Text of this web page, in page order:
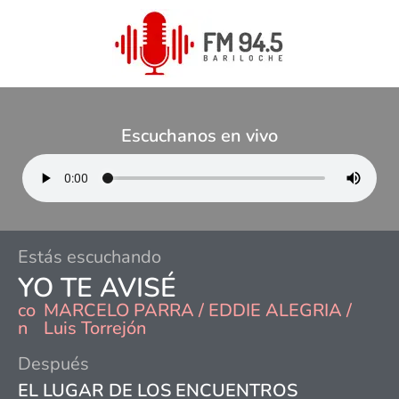
Escuchanos en vivo
Estás escuchando
YO TE AVISÉ
co
n
MARCELO PARRA / EDDIE ALEGRIA /
Luis Torrejón
Después
EL LUGAR DE LOS ENCUENTROS